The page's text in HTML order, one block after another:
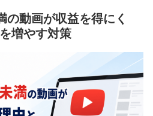
の動画が収益を得にく
増やす対策